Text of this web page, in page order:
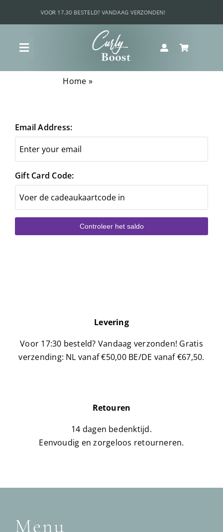
Toggle
Wat is jouw krultype?
Ultieme krul routine
Dichtstbijzijnde winkel
Home »
Email Address:
Gift Card Code:
Controleer het saldo
Levering
Voor 17:30 besteld? Vandaag verzonden! Gratis
verzending: NL vanaf €50,00 BE/DE vanaf €67,50.
Retouren
14 dagen bedenktijd.
Eenvoudig en zorgeloos retourneren.
Menu